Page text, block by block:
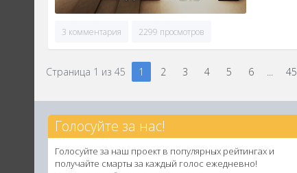
3 комментария 2299 просмотров
Страница 1 из 45 1 2 3 4 5 6 ... 45
Голосуйте за нас!
Голосуйте за наш проект в популярных рейтингах и
получайте смарты за каждый голос ежедневно!